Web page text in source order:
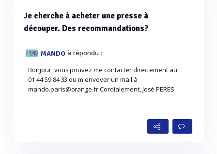
Je cherche à acheter une presse à
découper. Des recommandations?
MANDO à répondu :
Bonjour, vous pouvez me contacter directement au
01 44 59 84 33 ou m'envoyer un mail à
mando.paris@orange.fr Cordialement, José PERES